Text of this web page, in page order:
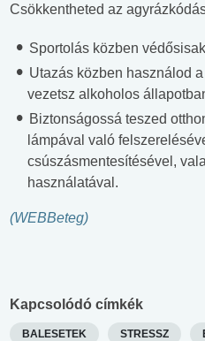
Csökkentheted az
Sportolás közben
Utazás közben használod
vezetsz alkoholos
Biztonságossá teszed
lámpával való
csúszásmentesítésével,
használatával.
(WEBBeteg)
Kapcsolódó címkék
BALESETEK STRESSZ